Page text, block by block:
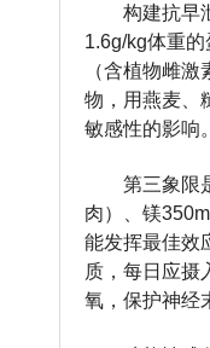
构建抗早
1.6g/kg体重
（含植物雌
物，用燕麦、
敏感性的影响。
第三象限
肉）、镁
能发挥最佳效
质，每日应摄
氧，保护神经